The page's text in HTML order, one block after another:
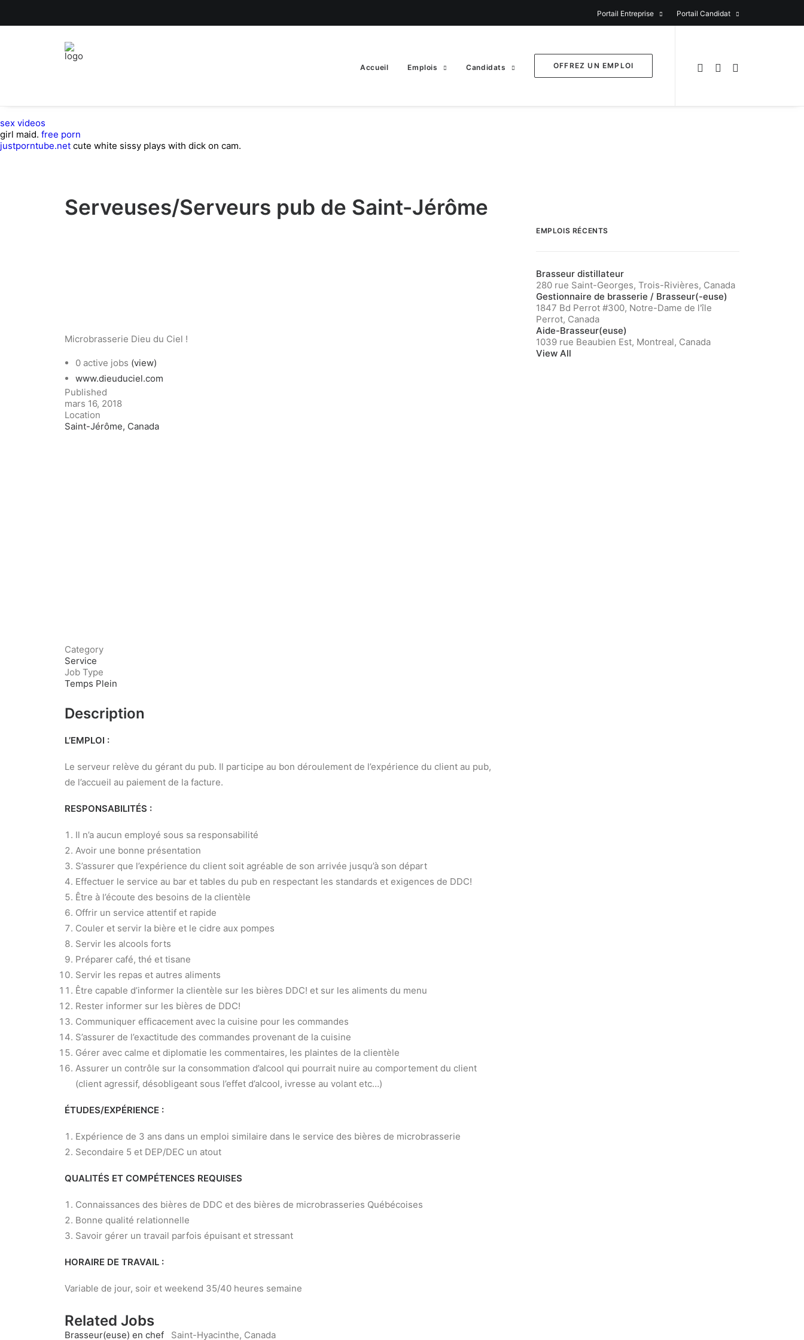
Portail Entreprise Portail Candidat
Accueil Emplois Candidats OFFREZ UN EMPLOI
sex videos
girl maid. free porn
justporntube.net cute white sissy plays with dick on cam.
Serveuses/Serveurs pub de Saint-Jérôme
Microbrasserie Dieu du Ciel !
0 active jobs (view)
www.dieuduciel.com
Published
mars 16, 2018
Location
Saint-Jérôme, Canada
Category
Service
Job Type
Temps Plein
Description
L’EMPLOI :
Le serveur relève du gérant du pub. Il participe au bon déroulement de l’expérience du client au pub,
de l’accueil au paiement de la facture.
RESPONSABILITÉS :
Il n’a aucun employé sous sa responsabilité
Avoir une bonne présentation
S’assurer que l’expérience du client soit agréable de son arrivée jusqu’à son départ
Effectuer le service au bar et tables du pub en respectant les standards et exigences de DDC!
Être à l’écoute des besoins de la clientèle
Offrir un service attentif et rapide
Couler et servir la bière et le cidre aux pompes
Servir les alcools forts
Préparer café, thé et tisane
Servir les repas et autres aliments
Être capable d’informer la clientèle sur les bières DDC! et sur les aliments du menu
Rester informer sur les bières de DDC!
Communiquer efficacement avec la cuisine pour les commandes
S’assurer de l’exactitude des commandes provenant de la cuisine
Gérer avec calme et diplomatie les commentaires, les plaintes de la clientèle
Assurer un contrôle sur la consommation d’alcool qui pourrait nuire au comportement du client
(client agressif, désobligeant sous l’effet d’alcool, ivresse au volant etc…)
ÉTUDES/EXPÉRIENCE :
Expérience de 3 ans dans un emploi similaire dans le service des bières de microbrasserie
Secondaire 5 et DEP/DEC un atout
QUALITÉS ET COMPÉTENCES REQUISES
Connaissances des bières de DDC et des bières de microbrasseries Québécoises
Bonne qualité relationnelle
Savoir gérer un travail parfois épuisant et stressant
HORAIRE DE TRAVAIL :
Variable de jour, soir et weekend 35/40 heures semaine
Related Jobs
Brasseur(euse) en chef Saint-Hyacinthe, Canada
EMPLOIS RÉCENTS
Brasseur distillateur
280 rue Saint-Georges, Trois-Rivières, Canada
Gestionnaire de brasserie / Brasseur(-euse)
1847 Bd Perrot #300, Notre-Dame de l'île
Perrot, Canada
Aide-Brasseur(euse)
1039 rue Beaubien Est, Montreal, Canada
View All